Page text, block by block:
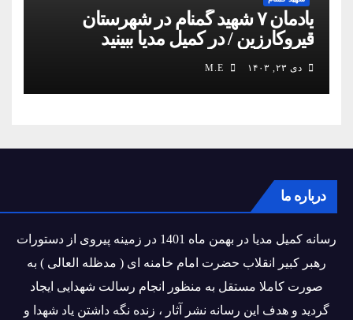
یادمان ۷ شهید گمنام در شهرستان
قیروکارزین / در کمیل مدیا ببینید
دی ۲۳, ۱۴۰۳
درباره ما
رسانه کمیل مدیا در بهمن ماه 1401 در زمینه پیروی از دستورات
رهبر کبیر انقلاب حضرت امام خامنه ای ( مدظله العالی ) به
صورت کاملا مستقل به منظور انجام رسالت شهدایی ایجاد
گردید و هدف این رسانه نشر آثار ، زنده نگه داشتن یاد شهدا و